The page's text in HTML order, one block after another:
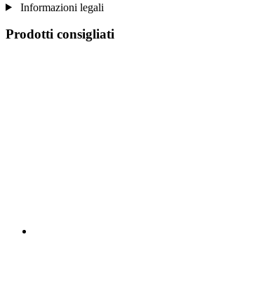
Informazioni legali
Prodotti consigliati